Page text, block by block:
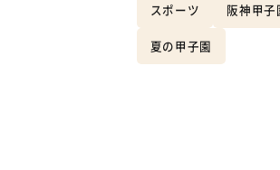
スポーツ 阪神甲
夏の甲子園